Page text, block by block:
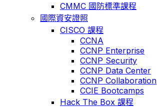
CMMC 國防標準課程
國際資安證照
CISCO 課程
CCNA
CCNP Enterprise
CCNP Security
CCNP Data Center
CCNP Collaboration
CCIE Bootcamps
Hack The Box 課程